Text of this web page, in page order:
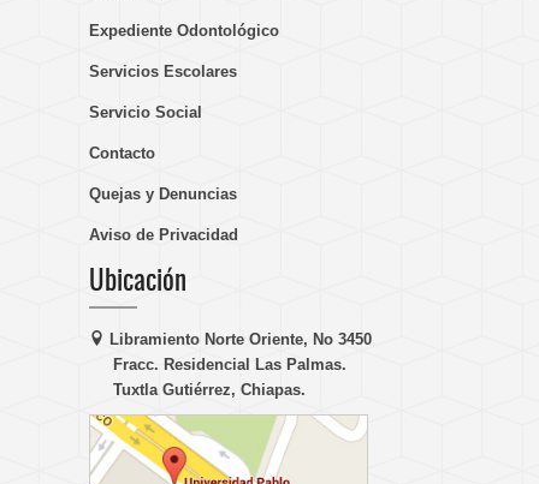
Expediente Odontológico
Servicios Escolares
Servicio Social
Contacto
Quejas y Denuncias
Aviso de Privacidad
Ubicación
Libramiento Norte Oriente, No 3450
Fracc. Residencial Las Palmas.
Tuxtla Gutiérrez, Chiapas.